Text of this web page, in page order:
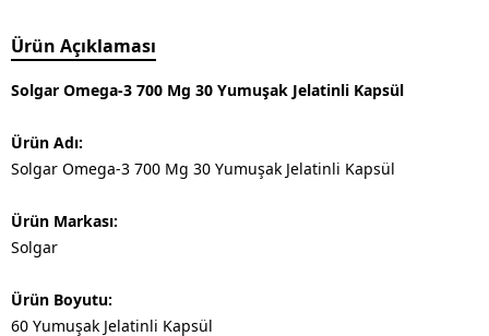
Ürün Açıklaması
Solgar Omega-3 700 Mg 30 Yumuşak Jelatinli Kapsül
Ürün Adı:
Solgar Omega-3 700 Mg 30 Yumuşak Jelatinli Kapsül
Ürün Markası:
Solgar
Ürün Boyutu:
60 Yumuşak Jelatinli Kapsül